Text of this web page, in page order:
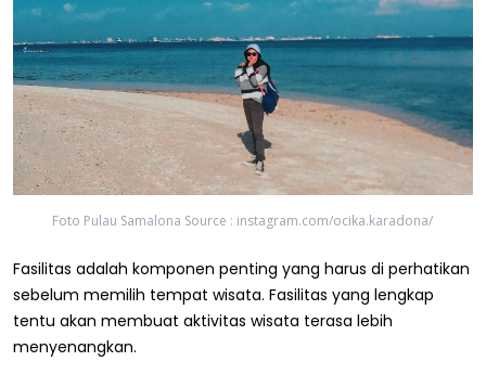
Foto Pulau Samalona Source : instagram.com/ocika.karadona/
Fasilitas adalah komponen penting yang harus di perhatikan
sebelum memilih tempat wisata. Fasilitas yang lengkap
tentu akan membuat aktivitas wisata terasa lebih
menyenangkan.